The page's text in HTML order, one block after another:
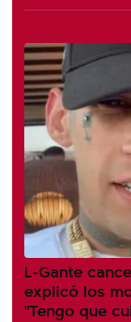
L-Gante
explicó los
"Tengo que